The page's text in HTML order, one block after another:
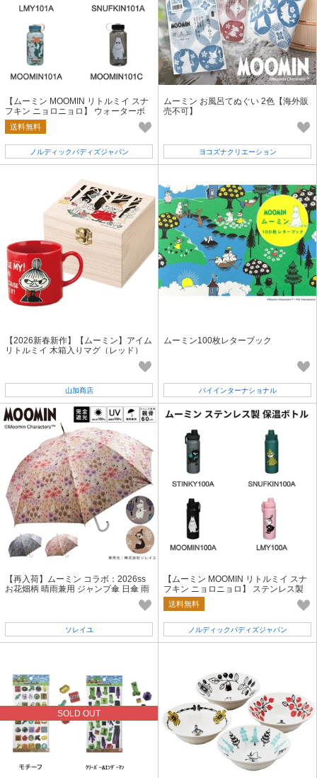
【ムーミン MOOMIN リトルミイ スナ
フキン ニョロニョロ】 ウォーターボ
トル（人気商品）
送料無料
ノルディックバディズジャパン
ムーミン お風呂てぬぐい 2色【海外販
売不可】
ヨコズナクリエーション
【2026新春新作】【ムーミン】アイム
リトルミイ 木箱入りマグ（レッド）
山加商店
ムーミン100枚レターブック
パイインターナショナル
【再入荷】ムーミン コラボ：2026ss
お花畑柄 晴雨兼用 ジャンプ傘 日傘 雨
ソレイユ
【ムーミン MOOMIN リトルミイ スナ
フキン ニョロニョロ】 ステンレス製
保温ボトル
送料無料
ノルディックバディズジャパン
SOLD OUT